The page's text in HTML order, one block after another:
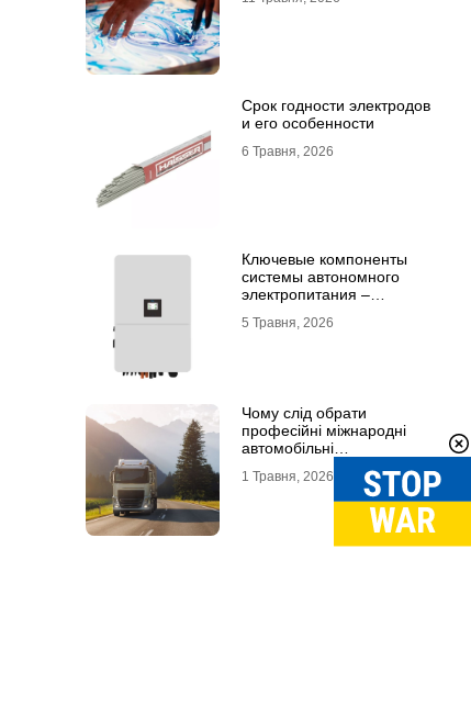
Срок годности электродов
и его особенности
6 Травня, 2026
Ключевые компоненты
системы автономного
электропитания –
DEYE
5 Травня, 2026
Чому слід обрати
професійні міжнародні
автомобільні
1 Травня, 2026